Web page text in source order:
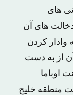
های
های آن
وادار کردن
آن از به دست
اوباما
منطقه خلیج